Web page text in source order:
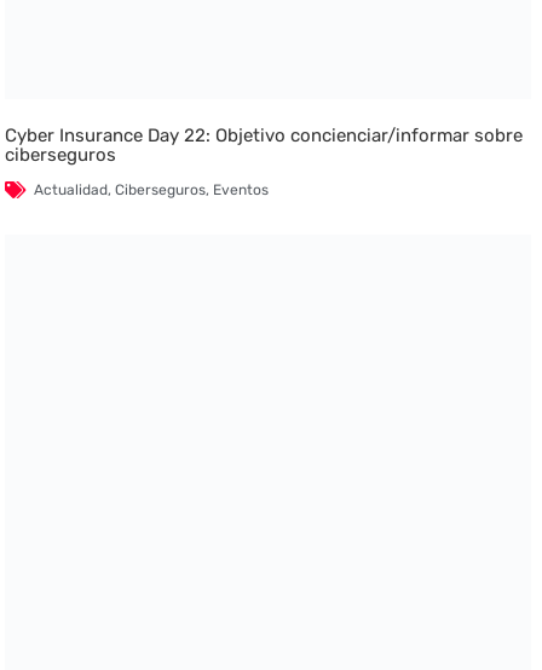
Cyber Insurance Day 22: Objetivo concienciar/informar sobre
ciberseguros
Actualidad,Ciberseguros, Eventos